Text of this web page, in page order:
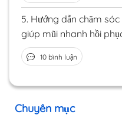
Chuyên mục
5. Hướng dẫn chăm
giúp mũi nhanh hồi
10 bình luận